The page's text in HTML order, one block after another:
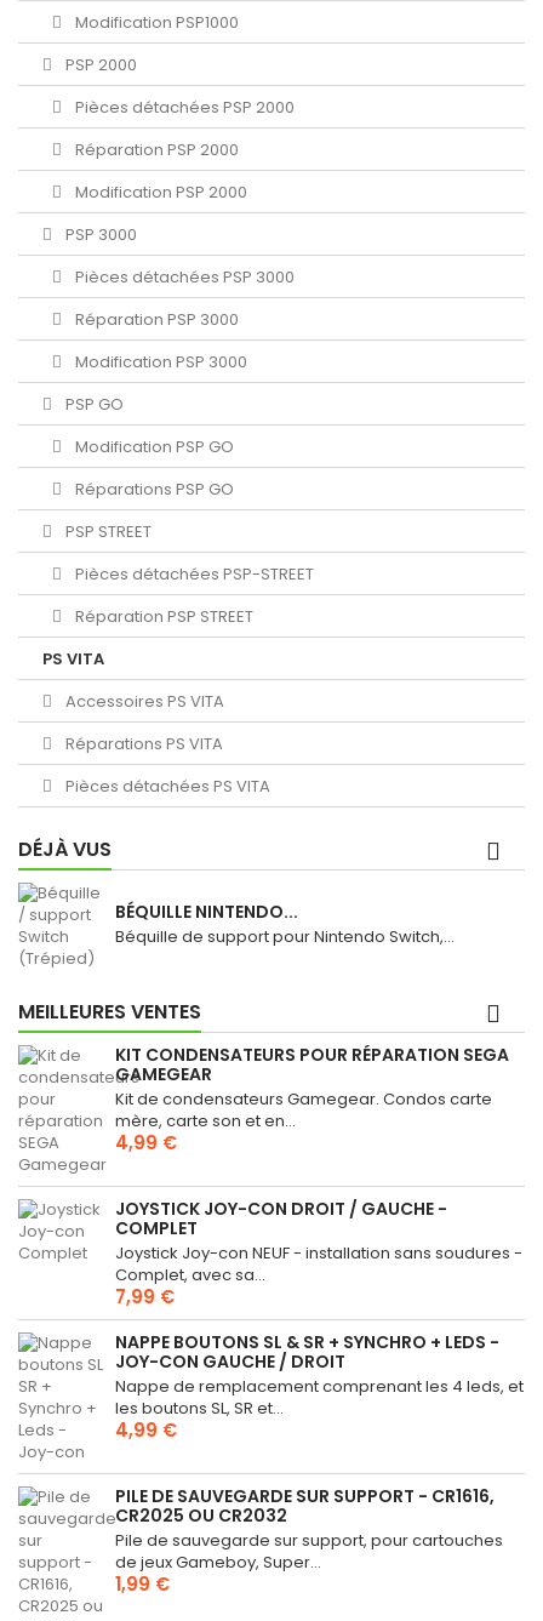
Modification PSP1000
PSP 2000
Pièces détachées PSP 2000
Réparation PSP 2000
Modification PSP 2000
PSP 3000
Pièces détachées PSP 3000
Réparation PSP 3000
Modification PSP 3000
PSP GO
Modification PSP GO
Réparations PSP GO
PSP STREET
Pièces détachées PSP-STREET
Réparation PSP STREET
PS VITA
Accessoires PS VITA
Réparations PS VITA
Pièces détachées PS VITA
DÉJÀ VUS
BÉQUILLE NINTENDO...
Béquille de support pour Nintendo Switch,...
MEILLEURES VENTES
KIT CONDENSATEURS POUR RÉPARATION SEGA
GAMEGEAR
Kit de condensateurs Gamegear. Condos carte
mère, carte son et en...
4,99 €
JOYSTICK JOY-CON DROIT / GAUCHE -
COMPLET
Joystick Joy-con NEUF - installation sans soudures -
Complet, avec sa...
7,99 €
NAPPE BOUTONS SL & SR + SYNCHRO + LEDS -
JOY-CON GAUCHE / DROIT
Nappe de remplacement comprenant les 4 leds, et
les boutons SL, SR et...
4,99 €
PILE DE SAUVEGARDE SUR SUPPORT - CR1616,
CR2025 OU CR2032
Pile de sauvegarde sur support, pour cartouches
de jeux Gameboy, Super...
1,99 €